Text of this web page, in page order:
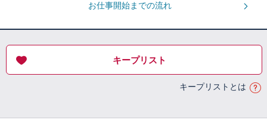
お仕事開始までの流れ
キープリスト
キープリストとは